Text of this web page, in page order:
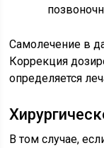
Самолечение в
Коррекция
определяется
В том случае,